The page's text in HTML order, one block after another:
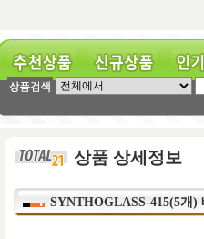
추천상품 신규상품 인기
상품 상세정보
SYNTHOGLASS-415(5개)